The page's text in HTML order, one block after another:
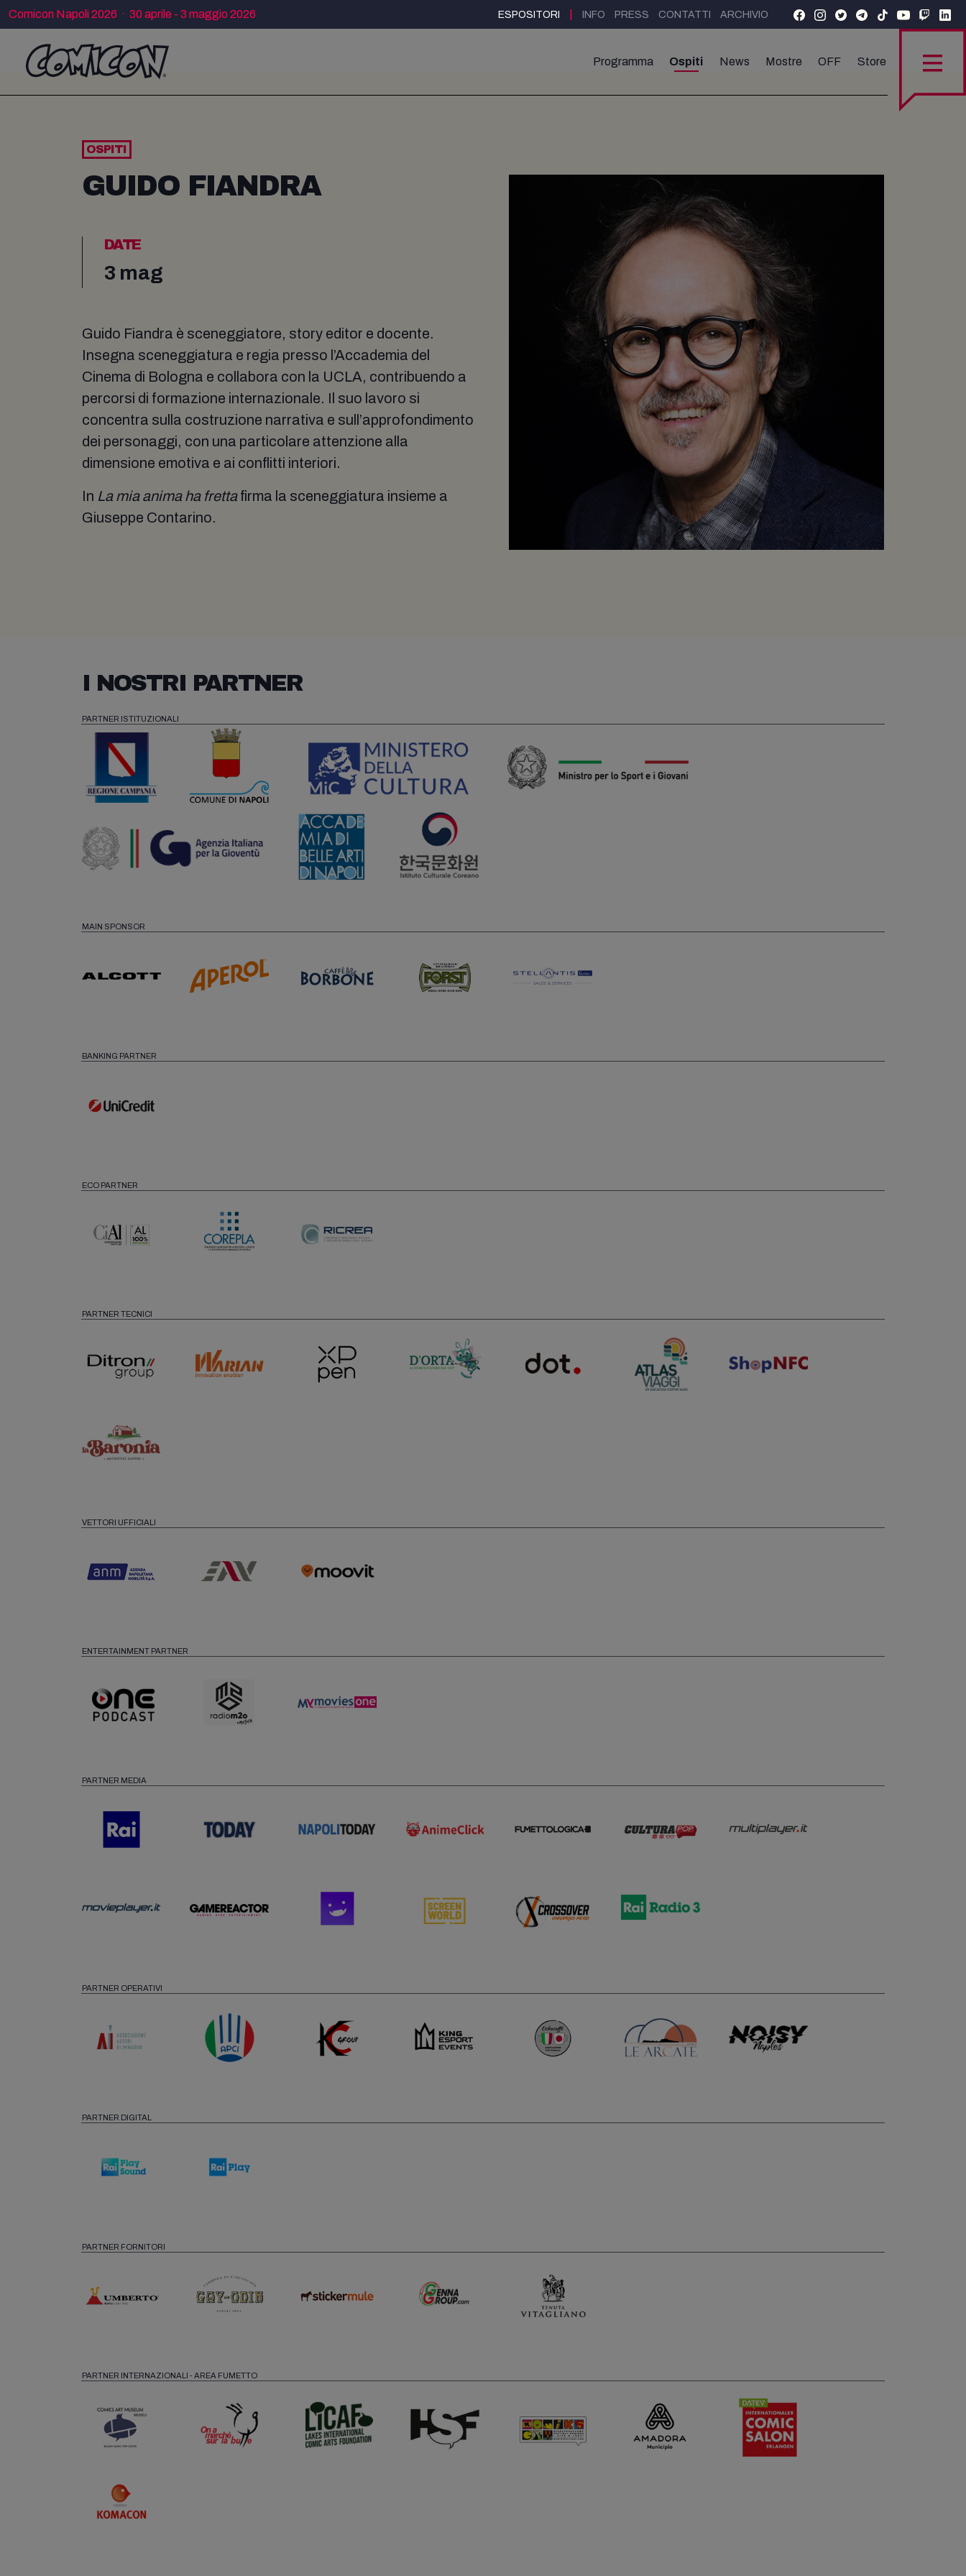
Comicon Napoli 2026 · 30 aprile - 3 maggio 2026 ESPOSITORI INFO PRESS CONTATTI ARCHIVIO
Programma Ospiti News Mostre OFF Store
OSPITI
GUIDO FIANDRA
DATE
3 mag
Guido Fiandra è sceneggiatore, story editor e docente.
Insegna sceneggiatura e regia presso l’Accademia del
Cinema di Bologna e collabora con la UCLA, contribuendo a
percorsi di formazione internazionale. Il suo lavoro si
concentra sulla costruzione narrativa e sull’approfondimento
dei personaggi, con una particolare attenzione alla
dimensione emotiva e ai conflitti interiori.
In La mia anima ha frettafirma la sceneggiatura insieme a
Giuseppe Contarino.
I NOSTRI PARTNER
PARTNER ISTITUZIONALI
MAIN SPONSOR
BANKING PARTNER
ECO PARTNER
PARTNER TECNICI
VETTORI UFFICIALI
ENTERTAINMENT PARTNER
PARTNER MEDIA
PARTNER OPERATIVI
PARTNER DIGITAL
PARTNER FORNITORI
PARTNER INTERNAZIONALI - AREA FUMETTO